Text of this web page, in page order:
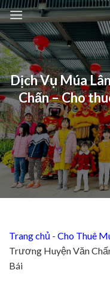
Chuyển
đến
nội
dung
Dịch Vụ Múa
Chấn – Cho
Trang chủ - Cho Thuê
Trương Huyện Văn
Bái